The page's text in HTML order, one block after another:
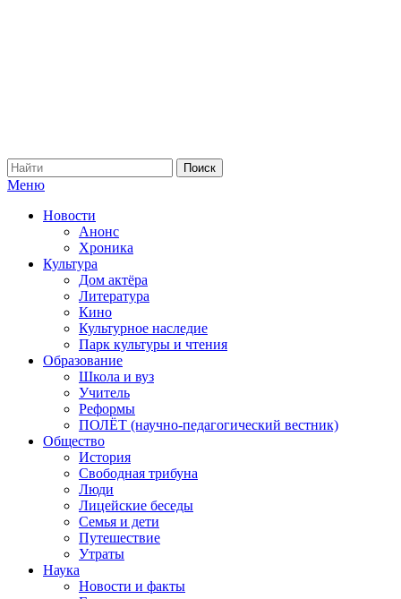
Меню
Новости
Анонс
Хроника
Культура
Дом актёра
Литература
Кино
Культурное наследие
Парк культуры и чтения
Образование
Школа и вуз
Учитель
Реформы
ПОЛЁТ (научно-педагогический вестник)
Общество
История
Свободная трибуна
Люди
Лицейские беседы
Семья и дети
Путешествие
Утраты
Наука
Новости и факты